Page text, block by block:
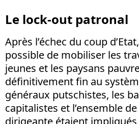
Le lock-out patronal
Après l’échec du coup
possible de mobiliser les
jeunes et les paysans
définitivement fin au
généraux putschistes, les
capitalistes et l’ensemble
dirigeante étaient